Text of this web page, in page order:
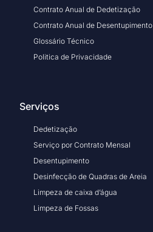
Contrato Anual de Dedetização
Contrato Anual de Desentupimento
Glossário Técnico
Politica de Privacidade
Serviços
Dedetização
Serviço por Contrato Mensal
Desentupimento
Desinfecção de Quadras de Areia
Limpeza de caixa d’água
Limpeza de Fossas